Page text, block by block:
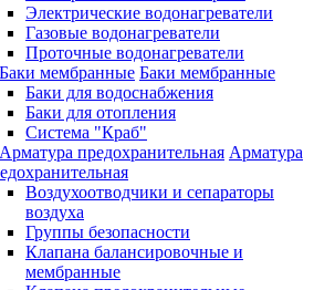
Электрические водонагреватели
Газовые водонагреватели
Проточные водонагреватели
Баки мембранные
Баки для водоснабжения
Баки для отопления
Система "Краб"
Арматура
Воздухоотводчики и сепараторы
воздуха
Группы безопасности
Клапана балансировочные и
мембранные